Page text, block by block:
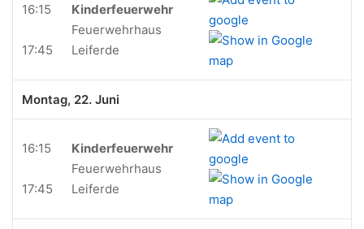
16:15
17:45
Kinderfeuerwehr
Feuerwehrhaus
Leiferde
Montag, 22. Juni
16:15
17:45
Kinderfeuerwehr
Feuerwehrhaus
Leiferde